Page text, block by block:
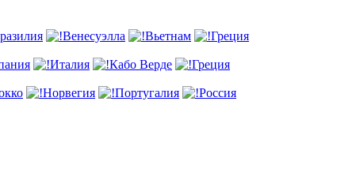
Венесуэлла Вьетнам
Греция
Италия Кабо Верде
Греция
Норвегия Португалия
Россия